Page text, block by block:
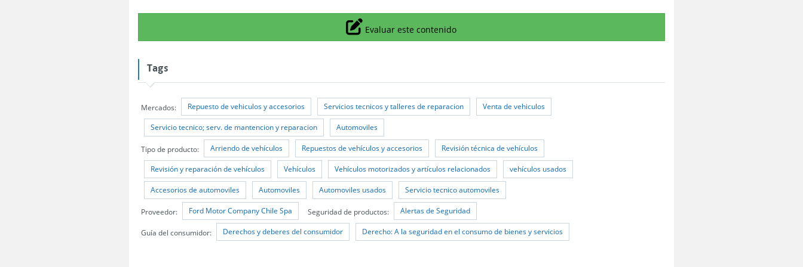
Icono
Evaluar este contenido
Tags
Mercados: Repuesto de vehiculos y accesorios Servicios tecnicos y talleres de reparacion Venta de vehiculos
Servicio tecnico; serv. de mantencion y reparacion Automoviles
Tipo de producto: Arriendo de vehículos Repuestos de vehículos y accesorios Revisión técnica de vehículos
Revisión y reparación de vehículos Vehículos Vehículos motorizados y artículos relacionados vehículos usados
Accesorios de automoviles Automoviles Automoviles usados Servicio tecnico automoviles
Proveedor: Ford Motor Company Chile Spa Seguridad de productos: Alertas de Seguridad
Guía del consumidor: Derechos y deberes del consumidor Derecho: A la seguridad en el consumo de bienes y servicios